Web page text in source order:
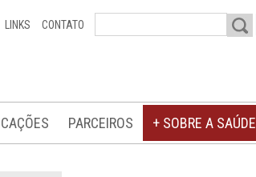
LINKS CONTATO
PARCEIROS + SOBRE A SAÚDE